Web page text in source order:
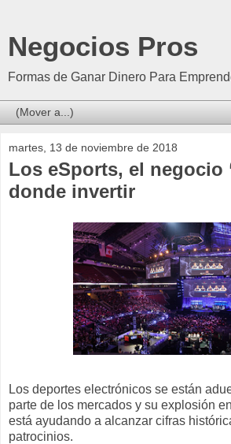
Negocios Pros
Formas de Ganar Dinero Para
martes, 13 de noviembre de 2018
Los eSports, el negocio
donde invertir
Los deportes electrónicos se están
parte de los mercados y su explosión
está ayudando a alcanzar cifras
patrocinios.